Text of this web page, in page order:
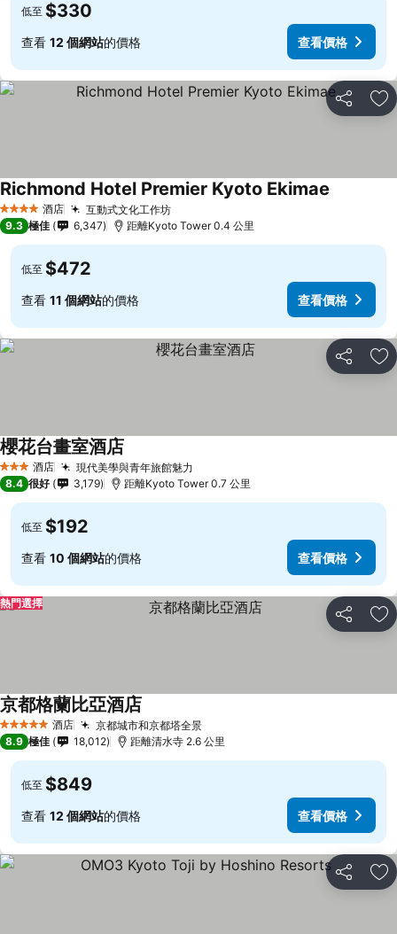
低至 $330
查看 12 個網站的價格 查看價格
分享 放
4 星級 酒店 互動式文化工作坊
Richmond Hotel Premier Kyoto Ekimae
9.3 極佳 6,347 距離Kyoto Tower 0.4 公里
低至 $472
查看 11 個網站的價格 查看價格
分享 放
3 星級 酒店 現代美學與青年旅館魅力
櫻花台畫室酒店
8.4 很好 3,179 距離Kyoto Tower 0.7 公里
低至 $192
查看 10 個網站的價格 查看價格
分享 放
熱門選擇
5 星級 酒店 京都城市和京都塔全景
京都格蘭比亞酒店
8.9 極佳 18,012 距離清水寺 2.6 公里
低至 $849
查看 12 個網站的價格 查看價格
分享 放